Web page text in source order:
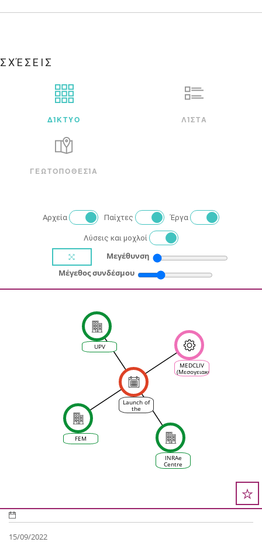
ΣΧΈΣΕΙΣ
ΔΊΚΤΥΟ ΛΊΣΤΑ
ΓΕΩΤΟΠΟΘΕΣΊΑ
Αρχεία Παίχτες Έργα
Λύσεις και μοχλοί
Μεγέθυνση
Μέγεθος συνδέσμου
Launch of
the
scientific
UPV
FEM
MEDCLIV
(Μεσογειακό
κλίμα
INRAe
Centre
d'Occitanie
15/09/2022